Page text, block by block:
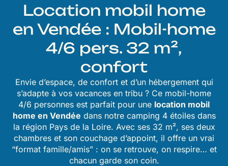
Location mobil home
en Vendée : Mobil-home
4/6 pers. 32 m²,
confort
Envie d’espace, de confort et d’un hébergement qui
s’adapte à vos vacances en tribu ? Ce mobil-home
4/6 personnes est parfait pour une location mobil
home en Vendée dans notre camping 4 étoiles dans
la région Pays de la Loire. Avec ses 32 m², ses deux
chambres et son couchage d’appoint, il offre un vrai
“format famille/amis” : on se retrouve, on respire… et
chacun garde son coin.